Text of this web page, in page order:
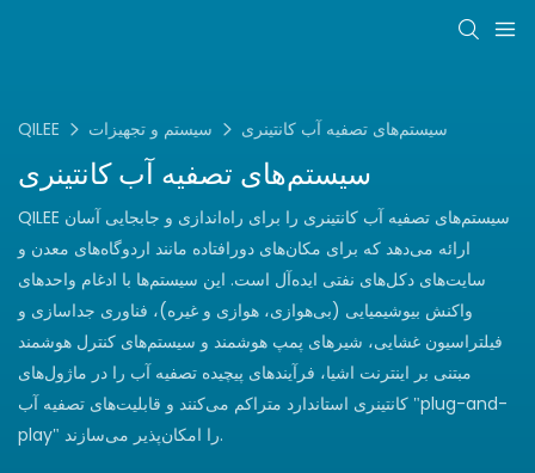
QILEE سیستم و تجهیزات سیستم‌های تصفیه آب کانتینری
سیستم‌های تصفیه آب کانتینری
QILEE سیستم‌های تصفیه آب کانتینری را برای راه‌اندازی و جابجایی آسان
ارائه می‌دهد که برای مکان‌های دورافتاده مانند اردوگاه‌های معدن و
سایت‌های دکل‌های نفتی ایده‌آل است. این سیستم‌ها با ادغام واحدهای
واکنش بیوشیمیایی (بی‌هوازی، هوازی و غیره)، فناوری جداسازی و
فیلتراسیون غشایی، شیرهای پمپ هوشمند و سیستم‌های کنترل هوشمند
مبتنی بر اینترنت اشیا، فرآیندهای پیچیده تصفیه آب را در ماژول‌های
کانتینری استاندارد متراکم می‌کنند و قابلیت‌های تصفیه آب "plug-and-
play" را امکان‌پذیر می‌سازند.